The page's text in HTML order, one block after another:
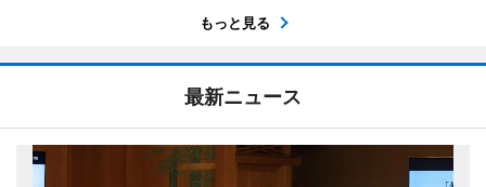
もっと見る
最新ニュース